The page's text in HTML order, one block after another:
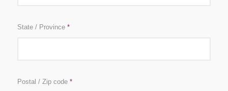
State / Province *
Postal / Zip code *